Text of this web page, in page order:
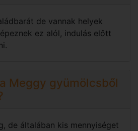
de vannak helyek
ez alól, indulás előtt
Meggy gyümölcsből
de általában kis mennyiséget